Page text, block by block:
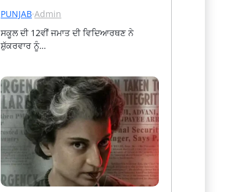
PUNJAB·Admin
ਸਕੂਲ ਦੀ 12ਵੀਂ ਜਮਾਤ ਦੀ ਵਿਦਿਆਰਥਣ ਨੇ
ਸ਼ੁੱਕਰਵਾਰ ਨੂੰ…